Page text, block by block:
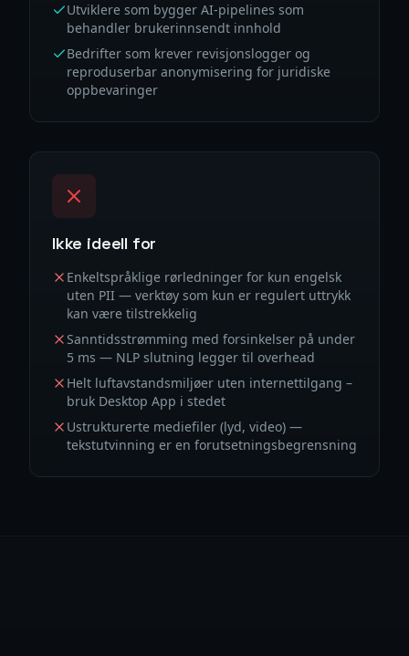
Utviklere som bygger AI-pipelines som
behandler brukerinnsendt innhold
Bedrifter som krever revisjonslogger og
reproduserbar anonymisering for juridiske
oppbevaringer
Ikke ideell for
Enkeltspråklige rørledninger for kun engelsk
uten PII — verktøy som kun er regulert uttrykk
kan være tilstrekkelig
Sanntidsstrømming med forsinkelser på under
5 ms — NLP slutning legger til overhead
Helt luftavstandsmiljøer uten internettilgang –
bruk Desktop App i stedet
Ustrukturerte mediefiler (lyd, video) —
tekstutvinning er en forutsetningsbegrensning